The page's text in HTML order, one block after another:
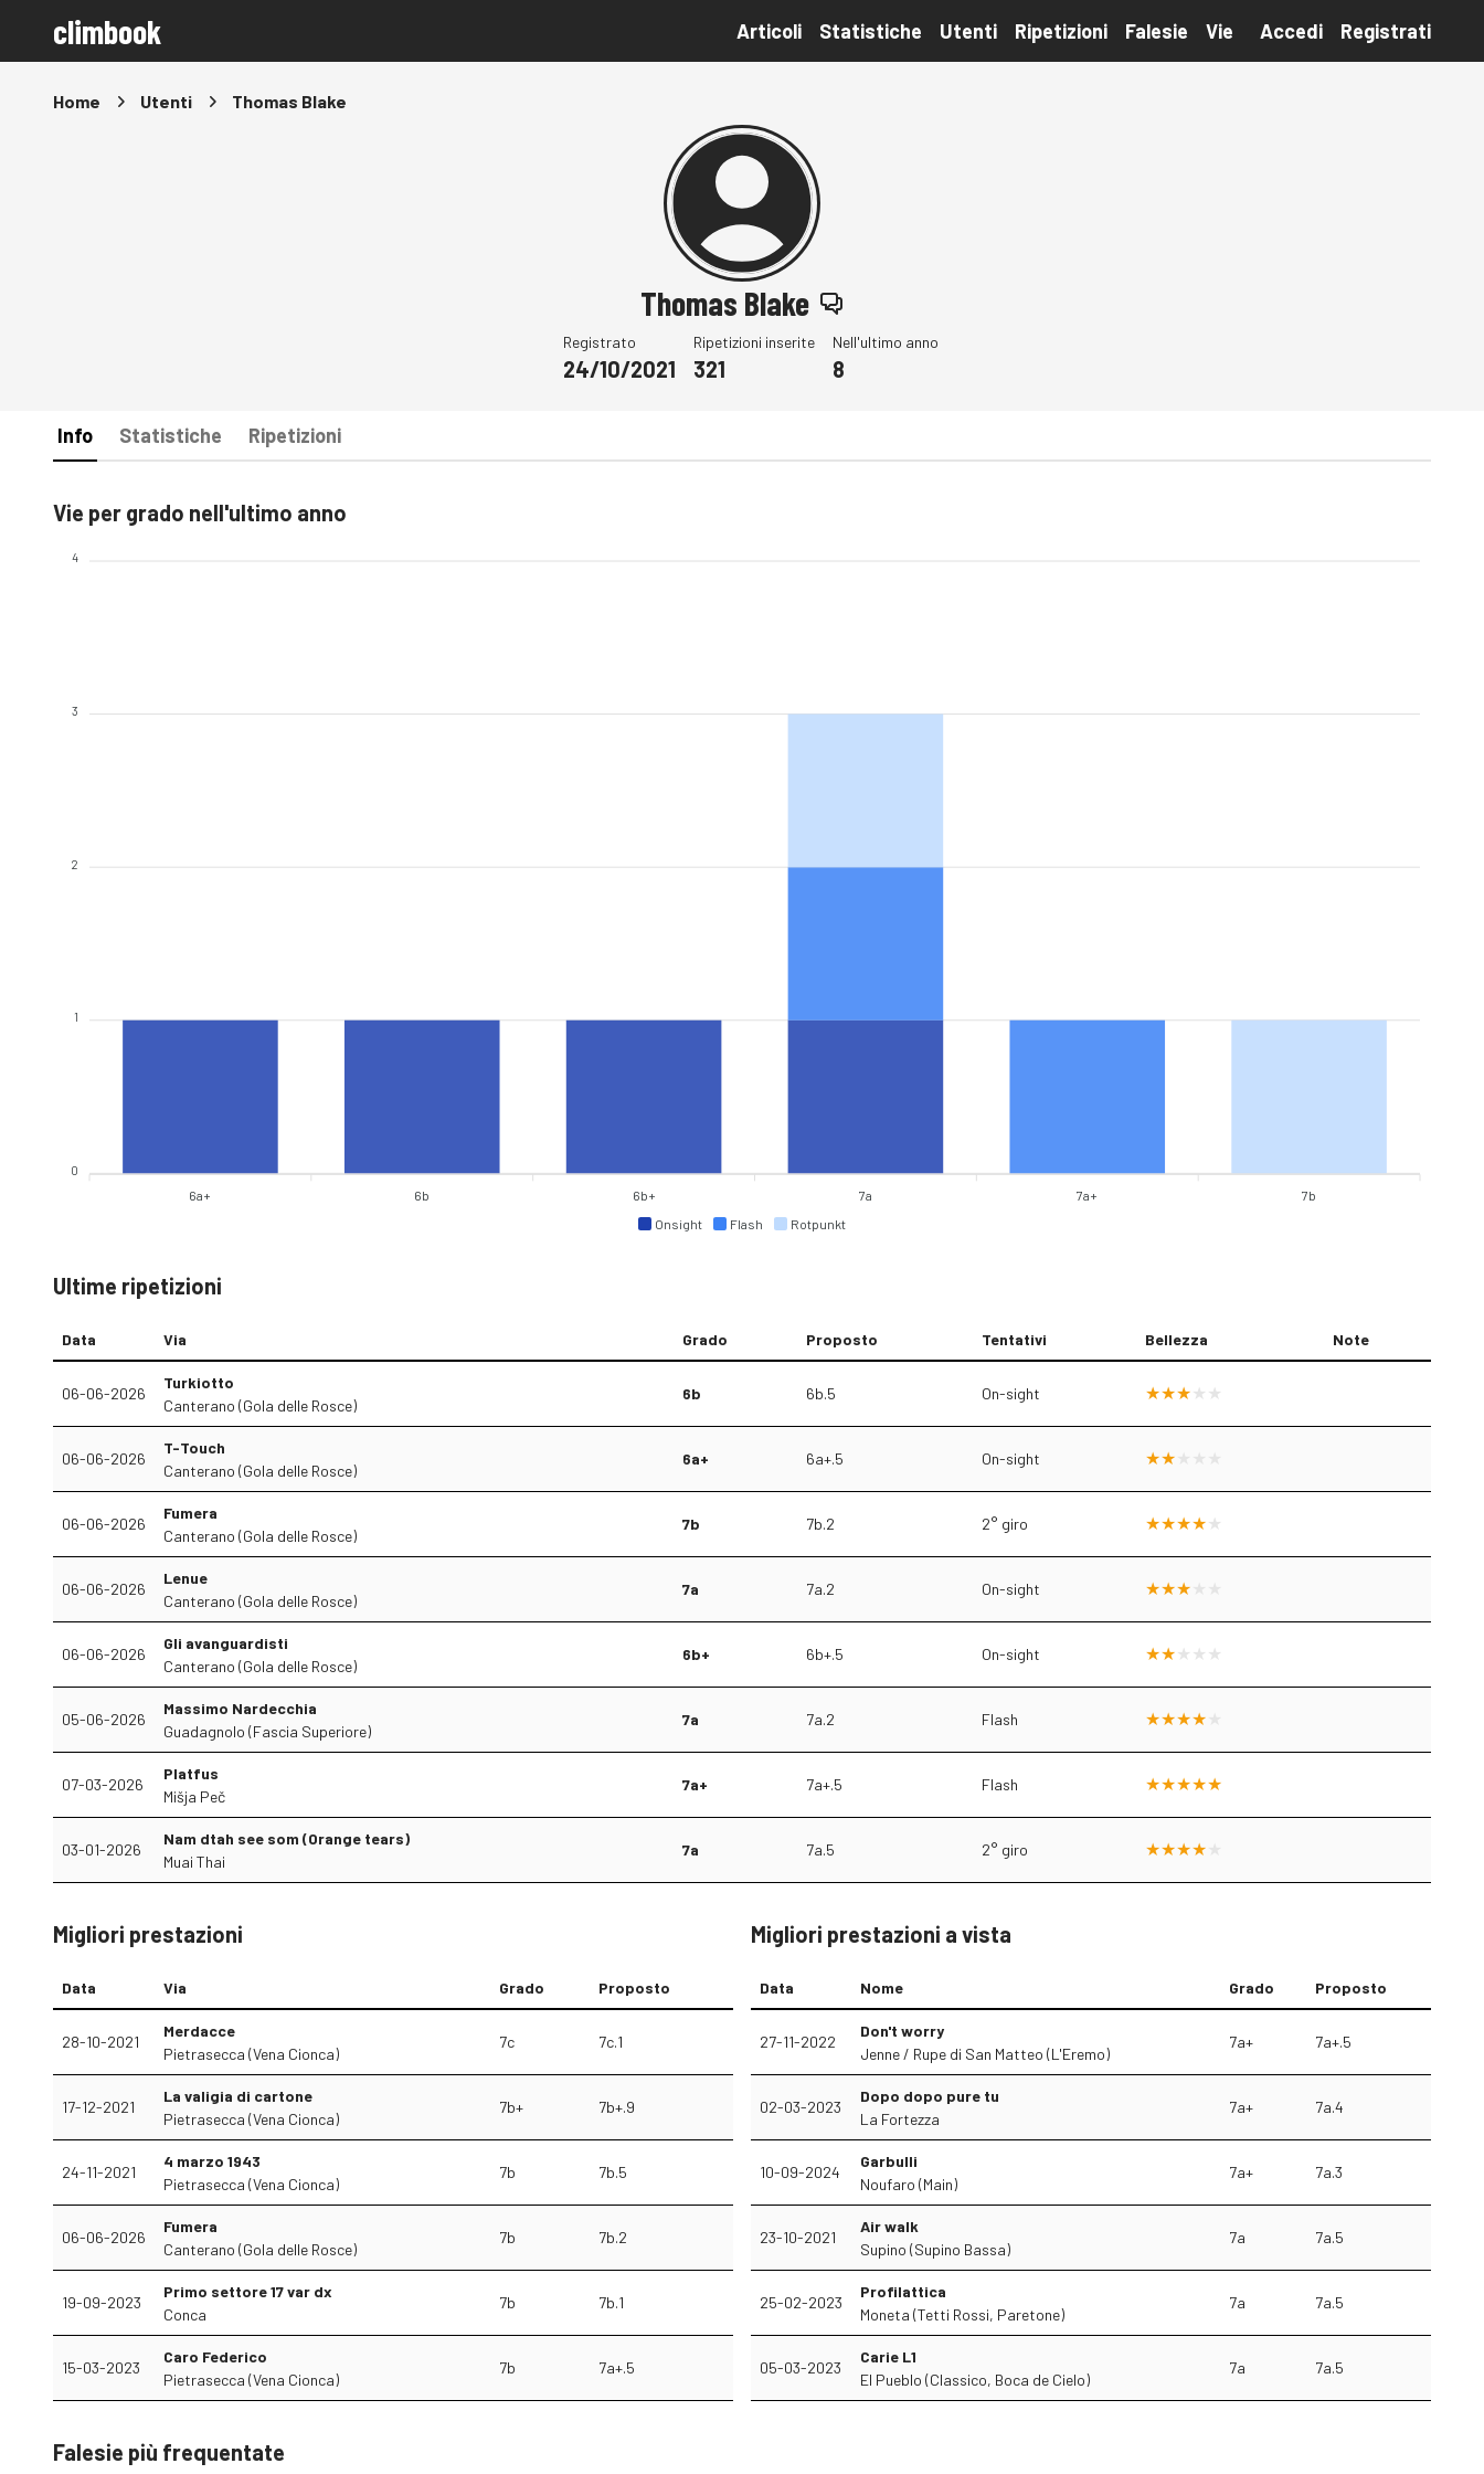
climbook Articoli Statistiche Utenti Ripetizioni Falesie Vie Accedi Registrati
Home Utenti Thomas Blake
Thomas Blake
Registrato
24/10/2021
Ripetizioni inserite
321
Nell'ultimo anno
8
Info Statistiche Ripetizioni
Vie per grado nell'ultimo anno
Onsight Flash Rotpunkt
4
3
2
1
0
6a+ 6b 6b+ 7a 7a+ 7b
Ultime ripetizioni
Data Via Grado Proposto Tentativi Bellezza Note
06-06-2026
Turkiotto
Canterano (Gola delle Rosce)
6b 6b.5 On-sight
06-06-2026
T-Touch
Canterano (Gola delle Rosce)
6a+ 6a+.5 On-sight
06-06-2026
Fumera
Canterano (Gola delle Rosce)
7b 7b.2 2° giro
06-06-2026
Lenue
Canterano (Gola delle Rosce)
7a 7a.2 On-sight
06-06-2026
Gli avanguardisti
Canterano (Gola delle Rosce)
6b+ 6b+.5 On-sight
05-06-2026
Massimo Nardecchia
Guadagnolo (Fascia Superiore)
7a 7a.2 Flash
07-03-2026
Platfus
Mišja Peč
7a+ 7a+.5 Flash
03-01-2026
Nam dtah see som (Orange tears)
Muai Thai
7a 7a.5 2° giro
Migliori prestazioni
Data Via Grado Proposto
28-10-2021
Merdacce
Pietrasecca (Vena Cionca)
7c 7c.1
17-12-2021
La valigia di cartone
Pietrasecca (Vena Cionca)
7b+ 7b+.9
24-11-2021
4 marzo 1943
Pietrasecca (Vena Cionca)
7b 7b.5
06-06-2026
Fumera
Canterano (Gola delle Rosce)
7b 7b.2
19-09-2023
Primo settore 17 var dx
Conca
7b 7b.1
15-03-2023
Caro Federico
Pietrasecca (Vena Cionca)
7b 7a+.5
Migliori prestazioni a vista
Data Nome Grado Proposto
27-11-2022
Don't worry
Jenne / Rupe di San Matteo (L'Eremo)
7a+ 7a+.5
02-03-2023
Dopo dopo pure tu
La Fortezza
7a+ 7a.4
10-09-2024
Garbulli
Noufaro (Main)
7a+ 7a.3
23-10-2021
Air walk
Supino (Supino Bassa)
7a 7a.5
25-02-2023
Profilattica
Moneta (Tetti Rossi, Paretone)
7a 7a.5
05-03-2023
Carie L1
El Pueblo (Classico, Boca de Cielo)
7a 7a.5
Falesie più frequentate